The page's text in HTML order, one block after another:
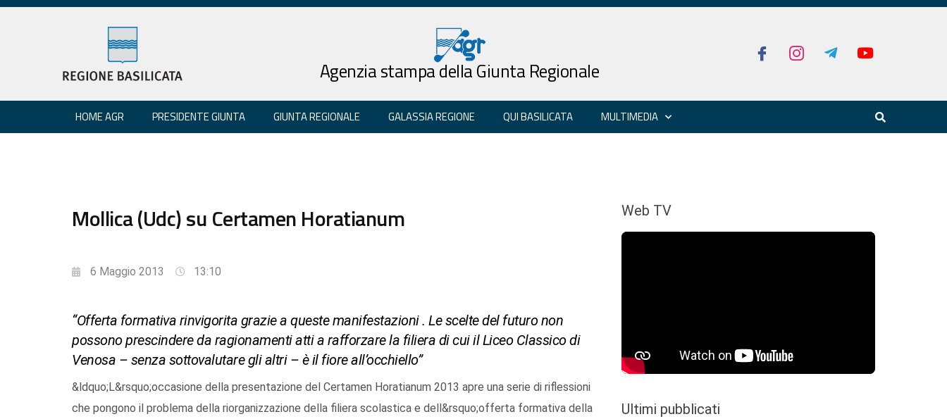
Agenzia stampa della Giunta Regionale
HOME AGR PRESIDENTE GIUNTA GIUNTA REGIONALE GALASSIA REGIONE QUI BASILICATA MULTIMEDIA
Mollica (Udc) su Certamen Horatianum
6 Maggio 2013 13:10
“Offerta formativa rinvigorita grazie a queste manifestazioni . Le scelte del futuro non
possono prescindere da ragionamenti atti a rafforzare la filiera di cui il Liceo Classico di
Venosa – senza sottovalutare gli altri – è il fiore all’occhiello”
&ldquo;L&rsquo;occasione della presentazione del Certamen Horatianum 2013 apre una serie di riflessioni
che pongono il problema della riorganizzazione della filiera scolastica e dell&rsquo;offerta formativa della
Web TV
Ultimi pubblicati